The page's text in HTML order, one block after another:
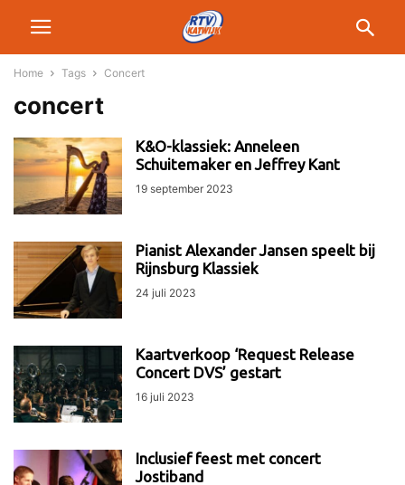
Home Tags Concert
concert
K&O-klassiek: Anneleen
Schuitemaker en Jeffrey Kant
19 september 2023
Pianist Alexander Jansen speelt bij
Rijnsburg Klassiek
24 juli 2023
Kaartverkoop ‘Request Release
Concert DVS’ gestart
16 juli 2023
Inclusief feest met concert
Jostiband